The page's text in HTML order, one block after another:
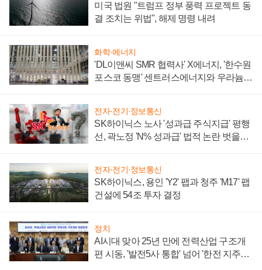
미국 법원 "트럼프 정부 풍력 프로젝트 동
결 조치는 위법", 해제 명령 내려
화학·에너지
'DL이앤씨 SMR 협력사' X에너지, '한수원
포스코 동맹' 센트러스에너지와 우라늄
전자·전기·정보통신
SK하이닉스 노사 '성과급 주식지급' 평행
선, 곽노정 'N% 성과급' 법적 논란 벗을지
전자·전기·정보통신
SK하이닉스, 용인 'Y2' 팹과 청주 'M17' 팹
건설에 54조 투자 결정
정치
AI시대 맞아 25년 만에 전력산업 구조개
편 시동, '발전5사 통합' 넘어 '한전 지주사'